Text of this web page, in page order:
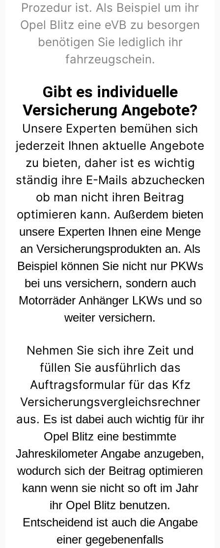
Prozedur ist. Als Beispiel um ihr
Opel Blitz eine eVB zu besorgen
benötigen Sie lediglich ihr
fahrzeugschein.
Gibt es individuelle
Versicherung Angebote?
Unsere Experten bemühen sich
jederzeit Ihnen aktuelle Angebote
zu bieten, daher ist es wichtig
ständig ihre E-Mails abzuchecken
ob man nicht ihren Beitrag
optimieren kann. Außerdem bieten
unsere Experten Ihnen eine Menge
an Versicherungsprodukten an. Als
Beispiel können Sie nicht nur PKWs
bei uns versichern, sondern auch
Motorräder Anhänger LKWs und so
weiter versichern.
Nehmen Sie sich ihre Zeit und
füllen Sie ausführlich das
Auftragsformular für das Kfz
Versicherungsvergleichsrechner
aus. Es ist dabei auch wichtig für ihr
Opel Blitz eine bestimmte
Jahreskilometer Angabe anzugeben,
wodurch sich der Beitrag optimieren
kann wenn sie nicht so oft im Jahr
ihr Opel Blitz benutzen.
Entscheidend ist auch die Angabe
einer gegebenenfalls